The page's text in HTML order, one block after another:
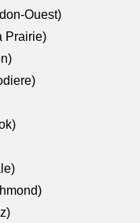
Ouest)
Prairie)